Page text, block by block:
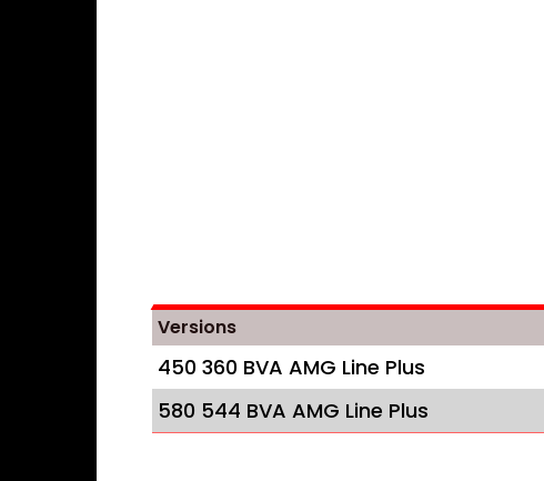
Versions
450 360 BVA AMG Line Plus
580 544 BVA AMG Line Plus